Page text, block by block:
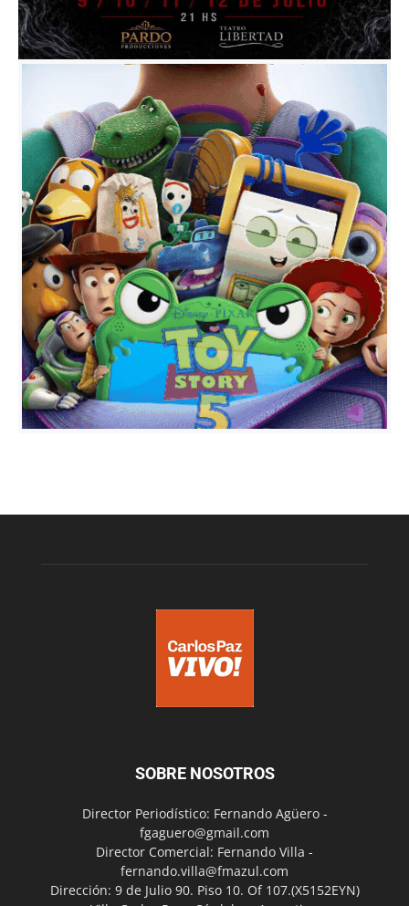
SOBRE NOSOTROS
Director Periodístico: Fernando Agüero -
fgaguero@gmail.com
Director Comercial: Fernando Villa -
fernando.villa@fmazul.com
Dirección: 9 de Julio 90. Piso 10. Of 107.(X5152EYN)